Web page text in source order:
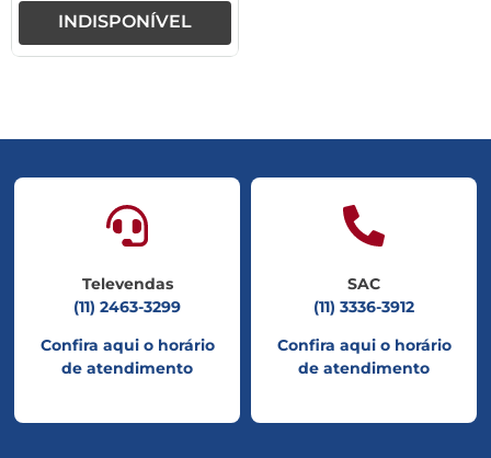
INDISPONÍVEL
Televendas
(11) 2463-3299
Confira aqui o horário
de atendimento
SAC
(11) 3336-3912
Confira aqui o horário
de atendimento